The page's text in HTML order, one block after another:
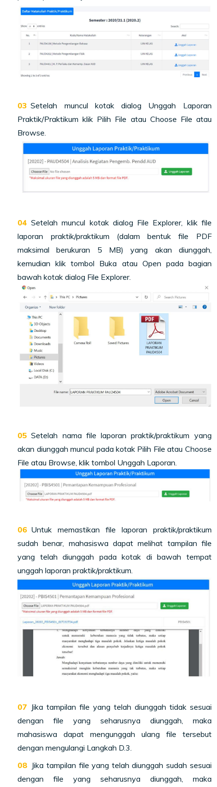
Setelah muncul kotak dialog Unggah Laporan
Praktik/Praktikum klik Pilih File atau Choose File atau
Browse.
Setelah muncul kotak dialog File Explorer, klik file
laporan praktik/praktikum (dalam bentuk file PDF
maksimal berukuran 5 MB) yang akan diunggah,
kemudian klik tombol Buka atau Open pada bagian
bawah kotak dialog File Explorer.
Setelah nama file laporan praktik/praktikum yang
akan diunggah muncul pada kotak Pilih File atau Choose
File atau Browse, klik tombol Unggah Laporan.
Untuk memastikan file laporan praktik/praktikum
sudah benar, mahasiswa dapat melihat tampilan file
yang telah diunggah pada kotak di bawah tempat
unggah laporan praktik/praktikum.
Jika tampilan file yang telah diunggah tidak sesuai
dengan file yang seharusnya diunggah, maka
mahasiswa dapat mengunggah ulang file tersebut
dengan mengulangi Langkah D.3.
Jika tampilan file yang telah diunggah sudah sesuai
dengan file yang seharusnya diunggah, maka